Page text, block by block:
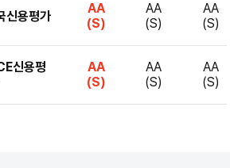
신용평가
AA
(S)
AA
(S)
AA
(S)
신용평
AA
(S)
AA
(S)
AA
(S)